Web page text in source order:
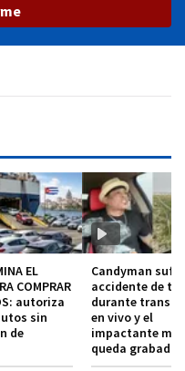
EL
COMPRAR
autoriza
sin
de
Candyman sufre
accidente de
durante
en vivo y el
impactante
queda grabado